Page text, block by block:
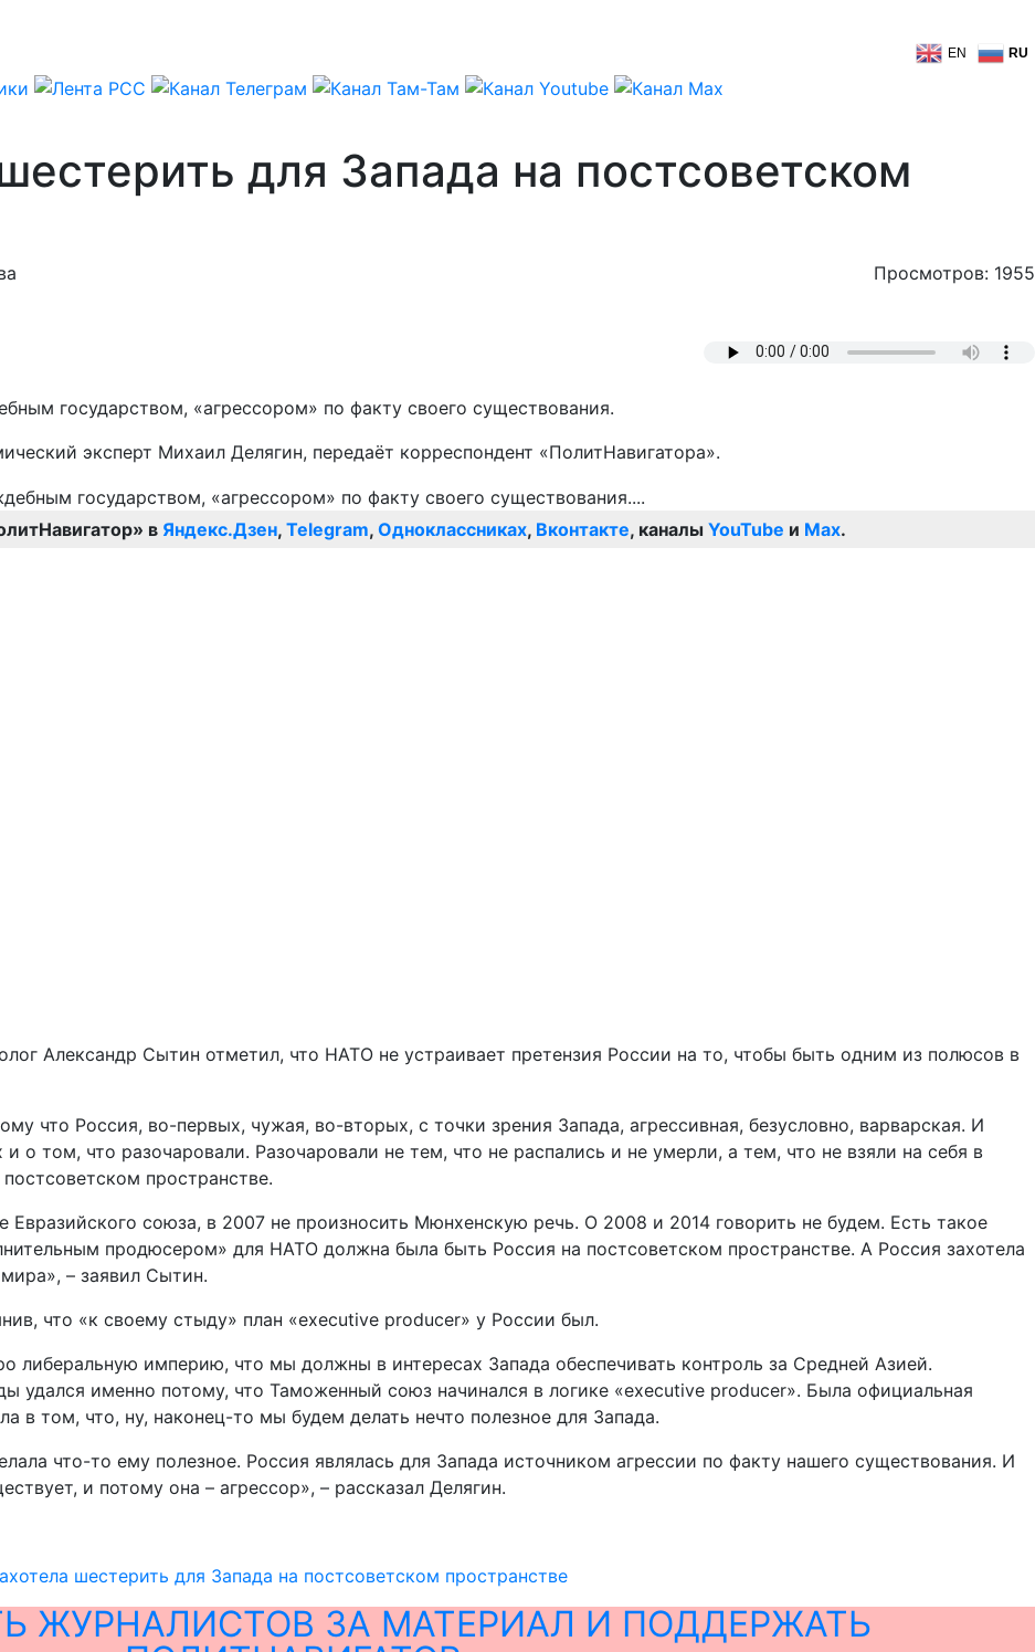
EN RU
для Запада на постсоветском
Просмотров: 1955
государством, «агрессором» по факту своего существования.
эксперт Михаил Делягин, передаёт корреспондент «ПолитНавигатора».
в Яндекс.Дзен, Telegram, Одноклассниках, Вконтакте, каналы YouTube и Max.
Александр Сытин отметил, что НАТО не устраивает претензия России на то, чтобы быть одним из полюсов в
что Россия, во-первых, чужая, во-вторых, с точки зрения Запада, агрессивная, безусловно, варварская. И
о том, что разочаровали. Разочаровали не тем, что не распались и не умерли, а тем, что не взяли на себя в
пространстве.
союза, в 2007 не произносить Мюнхенскую речь. О 2008 и 2014 говорить не будем. Есть такое
продюсером» для НАТО должна была быть Россия на постсоветском пространстве. А Россия захотела
– заявил Сытин.
что «к своему стыду» план «executive producer» у России был.
либеральную империю, что мы должны в интересах Запада обеспечивать контроль за Средней Азией.
удался именно потому, что Таможенный союз начинался в логике «executive producer». Была официальная
в том, что, ну, наконец-то мы будем делать нечто полезное для Запада.
что-то ему полезное. Россия являлась для Запада источником агрессии по факту нашего существования. И
и потому она – агрессор», – рассказал Делягин.
шестерить для Запада на постсоветском пространстве
ЖУРНАЛИСТОВ ЗА МАТЕРИАЛ И ПОДДЕРЖАТЬ